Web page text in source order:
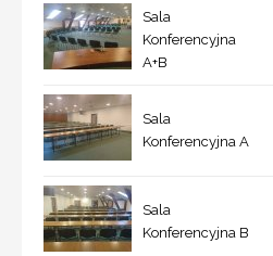
Sala
Konferencyjna
A+B
Sala
Konferencyjna A
Sala
Konferencyjna B